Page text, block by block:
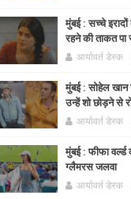
मुंबई : सच्चे
रहने की ताकत
आर्यावर्त डेस्क
मुंबई : सोहेल खान
उन्हें शो छोड़ने से
आर्यावर्त डेस्क
मुंबई : फीफा
ग्लैमरस जलवा
आर्यावर्त डेस्क